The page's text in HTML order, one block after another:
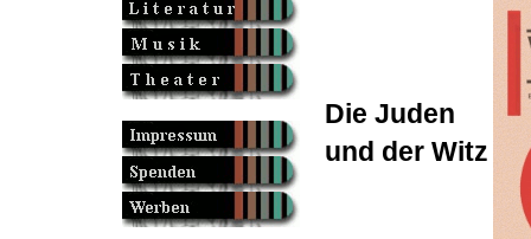
Die Juden
und der Witz